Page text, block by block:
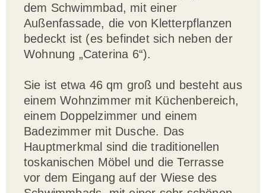
dem Schwimmbad, mit einer
Außenfassade, die von Kletterpflanzen
bedeckt ist (es befindet sich neben der
Wohnung „Caterina 6“).
Sie ist etwa 46 qm groß und besteht aus
einem Wohnzimmer mit Küchenbereich,
einem Doppelzimmer und einem
Badezimmer mit Dusche. Das
Hauptmerkmal sind die traditionellen
toskanischen Möbel und die Terrasse
vor dem Eingang auf der Wiese des